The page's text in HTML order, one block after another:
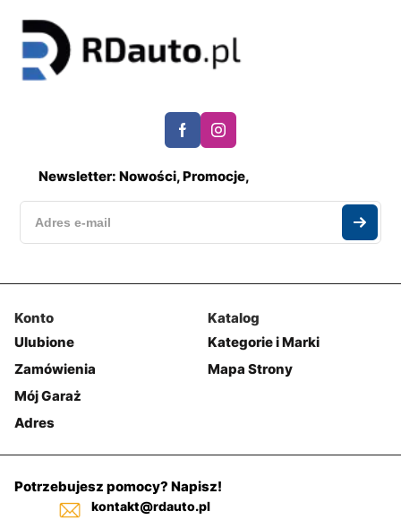
Newsletter: Nowości, Promocje,
Konto
Ulubione
Zamówienia
Mój Garaż
Adres
Katalog
Kategorie i Marki
Mapa Strony
Potrzebujesz pomocy? Napisz!
kontakt@rdauto.pl